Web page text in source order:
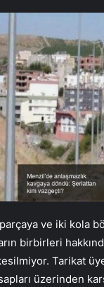
ve iki kola
birbirleri
Tarikat
üzerinden